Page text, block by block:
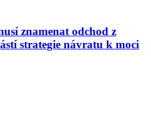
znamenat odchod z
strategie návratu k moci